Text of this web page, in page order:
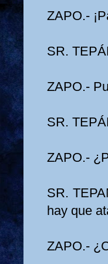
ZAPO.-
SR.
ZAPO.-
SR.
ZAPO.-
SR.
hay que
ZAPO.-